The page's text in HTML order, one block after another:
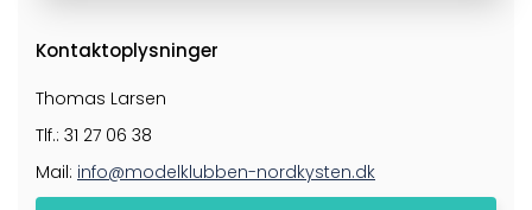
Kontaktoplysninger
Thomas Larsen
Tlf.: 31 27 06 38
Mail: info@modelklubben-nordkysten.dk